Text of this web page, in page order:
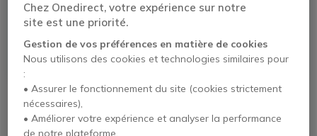
Des outils de collaboration conçus pour un
déploiement rapide et une prise en main
immédiate, adaptés aux entreprises de toutes
tailles.
Chez Onedirect, votre expérience sur notre
site est une priorité.
Gestion de vos préférences en matière de cookies
Nous utilisons des cookies et technologies similaires pour
:
• Assurer le fonctionnement du site (cookies strictement
nécessaires),
• Améliorer votre expérience et analyser la performance
de notre plateforme,